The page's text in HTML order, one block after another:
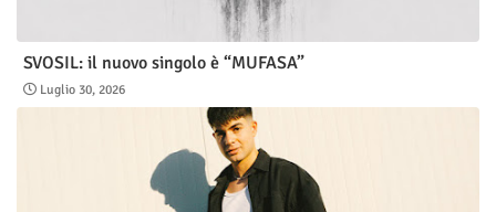
SVOSIL: il nuovo singolo è “MUFASA”
Luglio 30, 2026